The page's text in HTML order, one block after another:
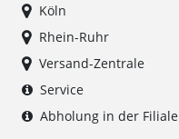
Köln
Rhein-Ruhr
Versand-Zentrale
Service
Abholung in der Filiale